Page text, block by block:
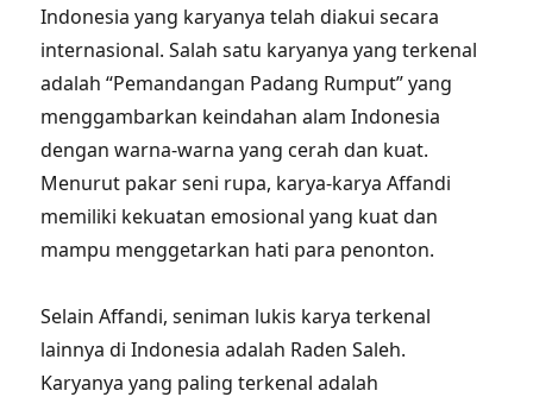
Indonesia yang karyanya telah diakui secara
internasional. Salah satu karyanya yang terkenal
adalah “Pemandangan Padang Rumput” yang
menggambarkan keindahan alam Indonesia
dengan warna-warna yang cerah dan kuat.
Menurut pakar seni rupa, karya-karya Affandi
memiliki kekuatan emosional yang kuat dan
mampu menggetarkan hati para penonton.
Selain Affandi, seniman lukis karya terkenal
lainnya di Indonesia adalah Raden Saleh.
Karyanya yang paling terkenal adalah